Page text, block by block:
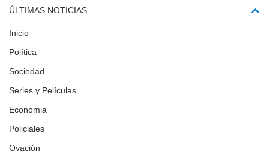
ÚLTIMAS NOTICIAS
Inicio
Política
Sociedad
Series y Películas
Economia
Policiales
Ovación